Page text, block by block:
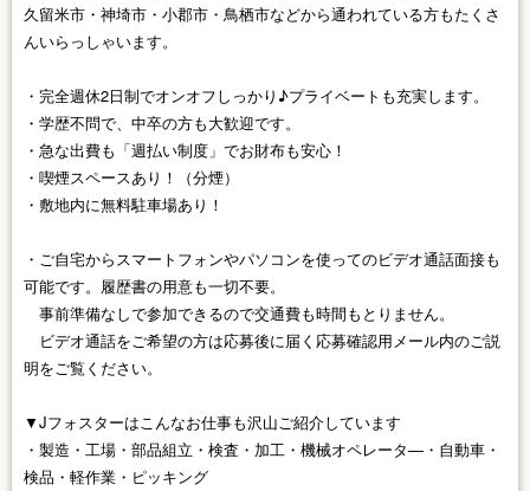
久留米市・神埼市・小郡市・鳥栖市などから通われている方もたくさ
んいらっしゃいます。
・完全週休2日制でオンオフしっかり♪プライベートも充実します。
・学歴不問で、中卒の方も大歓迎です。
・急な出費も「週払い制度」でお財布も安心！
・喫煙スペースあり！（分煙）
・敷地内に無料駐車場あり！
・ご自宅からスマートフォンやパソコンを使ってのビデオ通話面接も
可能です。履歴書の用意も一切不要。
事前準備なしで参加できるので交通費も時間もとりません。
ビデオ通話をご希望の方は応募後に届く応募確認用メール内のご説
明をご覧ください。
▼Jフォスターはこんなお仕事も沢山ご紹介しています
・製造・工場・部品組立・検査・加工・機械オペレータ—・自動車・
検品・軽作業・ピッキング